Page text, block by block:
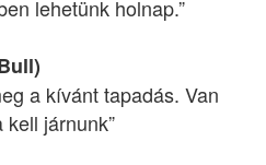
lehetünk holnap.”
a kívánt tapadás. Van
járnunk”